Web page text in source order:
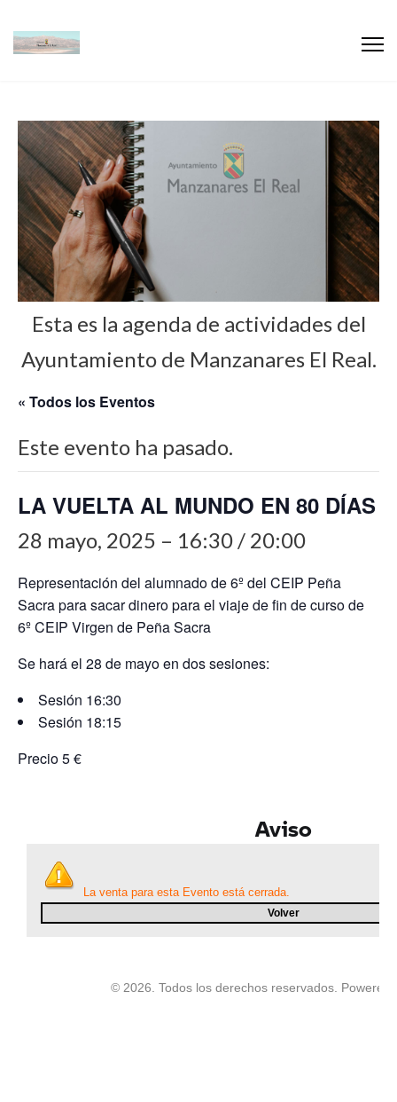
Esta es la agenda de actividades del
Ayuntamiento de Manzanares El Real.
« Todos los Eventos
Este evento ha pasado.
LA VUELTA AL MUNDO EN 80 DÍAS
28 mayo, 2025 – 16:30 / 20:00
Representación del alumnado de 6º del CEIP Peña
Sacra para sacar dinero para el viaje de fin de curso de
6º CEIP Virgen de Peña Sacra
Se hará el 28 de mayo en dos sesiones:
Sesión 16:30
Sesión 18:15
Precio 5 €